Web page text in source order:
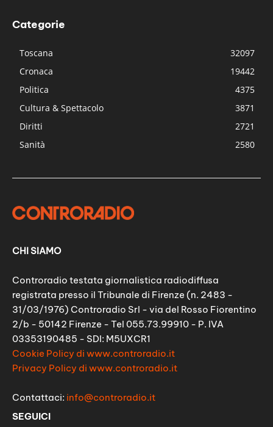
Categorie
Toscana
32097
Cronaca
19442
Politica
4375
Cultura & Spettacolo
3871
Diritti
2721
Sanità
2580
CHI SIAMO
Controradio testata giornalistica radiodiffusa
registrata presso il Tribunale di Firenze (n. 2483 -
31/03/1976) Controradio Srl - via del Rosso Fiorentino
2/b - 50142 Firenze - Tel 055.73.99910 - P. IVA
03353190485 - SDI: M5UXCR1
Cookie Policy di www.controradio.it
Privacy Policy di www.controradio.it
Contattaci: info@controradio.it
SEGUICI